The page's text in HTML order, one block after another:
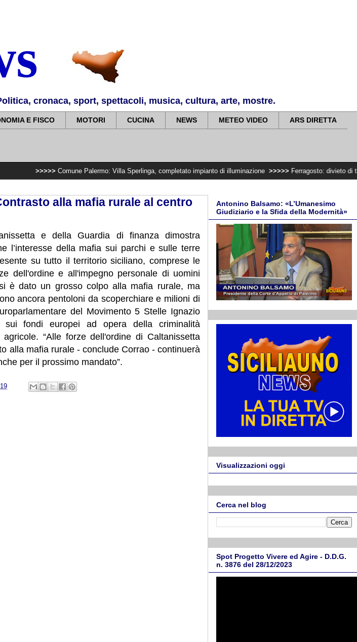
cronaca, sport, spettacoli, musica, cultura, arte, mostre.
E FISCO MOTORI CUCINA NEWS METEO VIDEO ARS DIRETTA
Comune Palermo: Villa Sperlinga, completato impianto di illuminazione >>>>> Ferragosto: divieto di trasportare
alla mafia rurale al centro
e della Guardia di finanza dimostra
l’interesse della mafia sui parchi e sulle terre
su tutto il territorio siciliano, comprese le
dell'ordine e all'impegno personale di uomini
è dato un grosso colpo alla mafia rurale, ma
ancora pentoloni da scoperchiare e milioni di
del Movimento 5 Stelle Ignazio
fondi europei ad opera della criminalità
“Alle forze dell'ordine di Caltanissetta
alla mafia rurale - conclude Corrao - continuerà
per il prossimo mandato”.
Antonino Balsamo: «L’Umanesimo
Giudiziario e la Sfida della Modernità»
Visualizzazioni oggi
Cerca nel blog
Spot Progetto Vivere ed Agire - D.D.G.
n. 3876 del 28/12/2023